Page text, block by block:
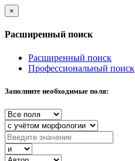
×
Расширенный поиск
Расширенный поиск
Профессиональный поиск
Заполните необходимые поля: